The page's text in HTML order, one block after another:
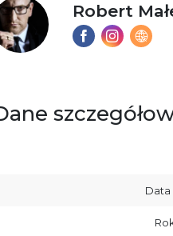
Robert
Data